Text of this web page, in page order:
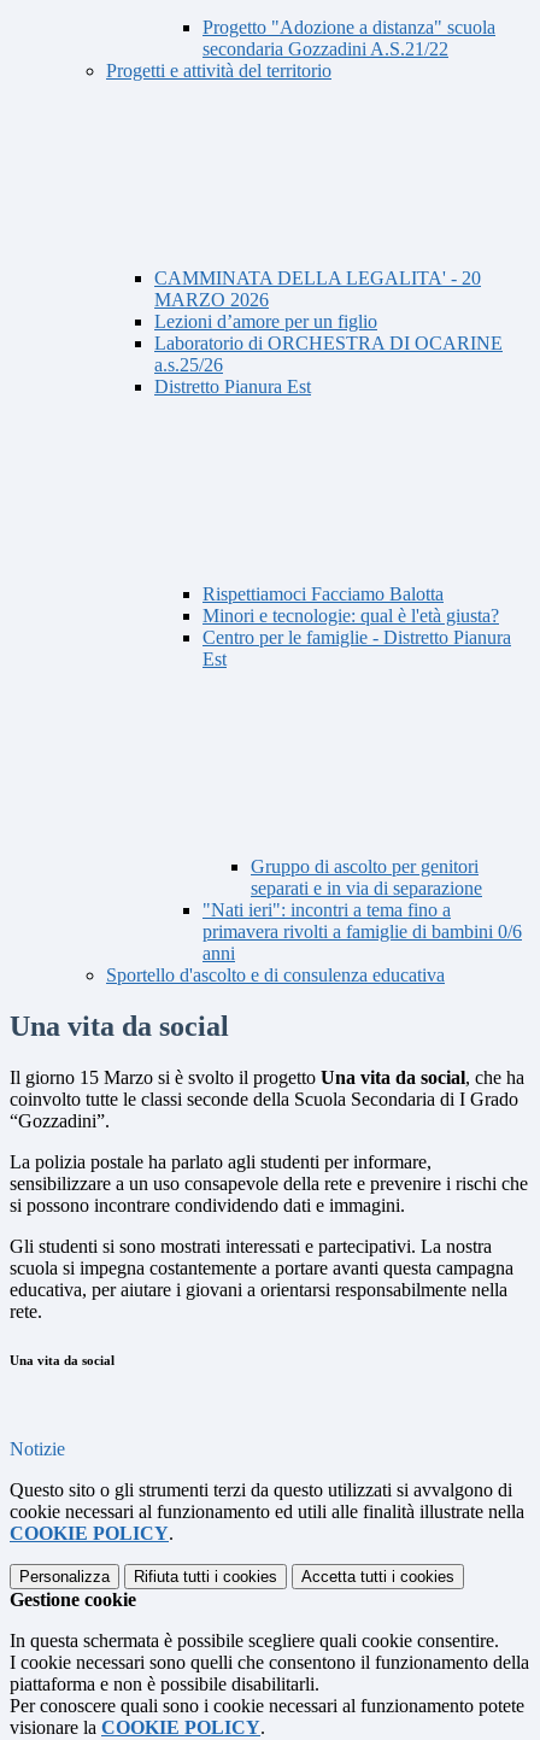
Progetto "Adozione a distanza" scuola
secondaria Gozzadini A.S.21/22
Progetti e attività del territorio
CAMMINATA DELLA LEGALITA' - 20
MARZO 2026
Lezioni d’amore per un figlio
Laboratorio di ORCHESTRA DI OCARINE
a.s.25/26
Distretto Pianura Est
Rispettiamoci Facciamo Balotta
Minori e tecnologie: qual è l'età giusta?
Centro per le famiglie - Distretto Pianura
Est
Gruppo di ascolto per genitori
separati e in via di separazione
"Nati ieri": incontri a tema fino a
primavera rivolti a famiglie di bambini 0/6
anni
Sportello d'ascolto e di consulenza educativa
Una vita da social
Il giorno 15 Marzo si è svolto il progetto Una vita da social, che ha
coinvolto tutte le classi seconde della Scuola Secondaria di I Grado
“Gozzadini”.
La polizia postale ha parlato agli studenti per informare,
sensibilizzare a un uso consapevole della rete e prevenire i rischi che
si possono incontrare condividendo dati e immagini.
Gli studenti si sono mostrati interessati e partecipativi. La nostra
scuola si impegna costantemente a portare avanti questa campagna
educativa, per aiutare i giovani a orientarsi responsabilmente nella
rete.
Una vita da social
Notizie
Questo sito o gli strumenti terzi da questo utilizzati si avvalgono di
cookie necessari al funzionamento ed utili alle finalità illustrate nella
COOKIE POLICY.
Personalizza Rifiuta tutti i cookies Accetta tutti i cookies
Gestione cookie
In questa schermata è possibile scegliere quali cookie consentire.
I cookie necessari sono quelli che consentono il funzionamento della
piattaforma e non è possibile disabilitarli.
Per conoscere quali sono i cookie necessari al funzionamento potete
visionare la COOKIE POLICY.